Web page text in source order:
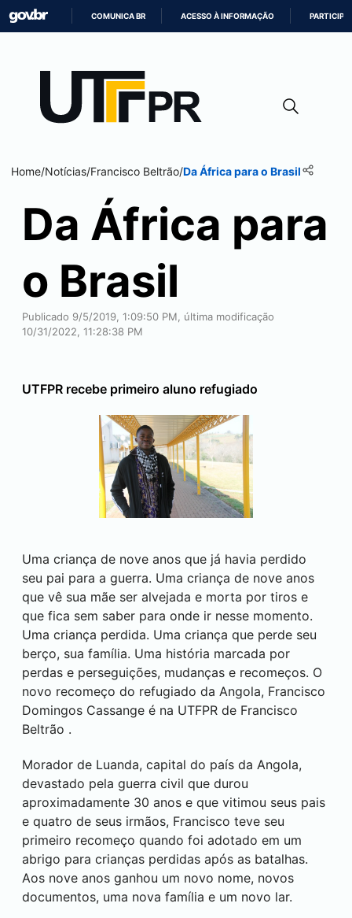
CONTEÚDO
COMUNICA BR ACESSO À INFORMAÇÃO PARTICIPE
Home/Notícias/Francisco Beltrão/Da África para o Brasil
Da África para
o Brasil
Publicado 9/5/2019, 1:09:50 PM, última modificação
10/31/2022, 11:28:38 PM
UTFPR recebe primeiro aluno refugiado
Uma criança de nove anos que já havia perdido
seu pai para a guerra. Uma criança de nove anos
que vê sua mãe ser alvejada e morta por tiros e
que fica sem saber para onde ir nesse momento.
Uma criança perdida. Uma criança que perde seu
berço, sua família. Uma história marcada por
perdas e perseguições, mudanças e recomeços. O
novo recomeço do refugiado da Angola, Francisco
Domingos Cassange é na UTFPR de Francisco
Beltrão .
Morador de Luanda, capital do país da Angola,
devastado pela guerra civil que durou
aproximadamente 30 anos e que vitimou seus pais
e quatro de seus irmãos, Francisco teve seu
primeiro recomeço quando foi adotado em um
abrigo para crianças perdidas após as batalhas.
Aos nove anos ganhou um novo nome, novos
documentos, uma nova família e um novo lar.